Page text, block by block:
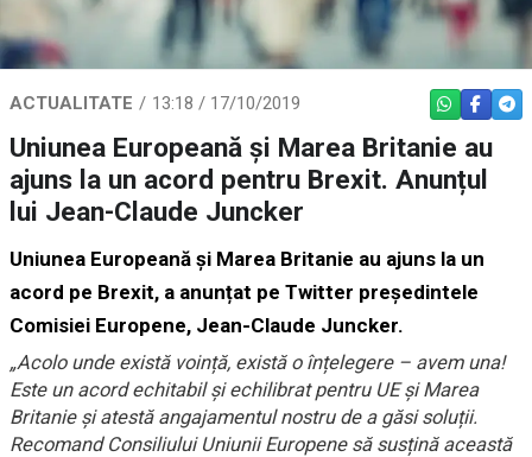
ACTUALITATE 13:18 / 17/10/2019 WHATSAPP
Uniunea Europeană și Marea Britanie au
ajuns la un acord pentru Brexit. Anunțul
lui Jean-Claude Juncker
Uniunea Europeană și Marea Britanie au ajuns la un
acord pe Brexit, a anunțat pe Twitter președintele
Comisiei Europene, Jean-Claude Juncker.
„Acolo unde există voință, există o înțelegere – avem una!
Este un acord echitabil și echilibrat pentru UE și Marea
Britanie și atestă angajamentul nostru de a găsi soluții.
Recomand Consiliului Uniunii Europene să susțină această